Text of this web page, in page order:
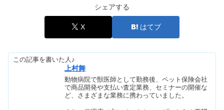
おばさんぽくない髪型40代・50代｜シ
ョートはやってはいけない髪型？
SHIROホワイトリリーはどんな香り？
男が使うのはきつい？【口コミ】
アリエクスプレスとは｜ヤバイ&届か
シェアする
X はてブ
この記事を書いた人♪
上村舞
動物病院で獣医師として勤務後、ペット保険会社
で商品開発や支払い査定業務、セミナーの開催な
ど、さまざまな業務に携わっていました。